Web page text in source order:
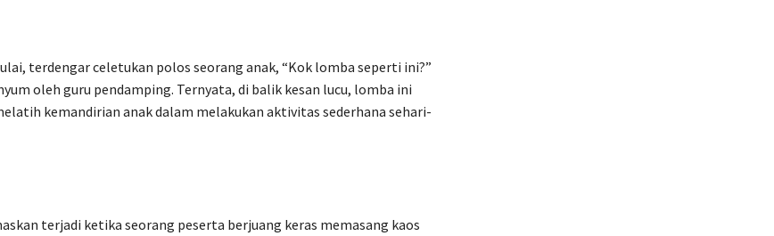
terdengar celetukan polos seorang anak, “Kok lomba seperti ini?”
oleh guru pendamping. Ternyata, di balik kesan lucu, lomba ini
kemandirian anak dalam melakukan aktivitas sederhana sehari-
terjadi ketika seorang peserta berjuang keras memasang kaos